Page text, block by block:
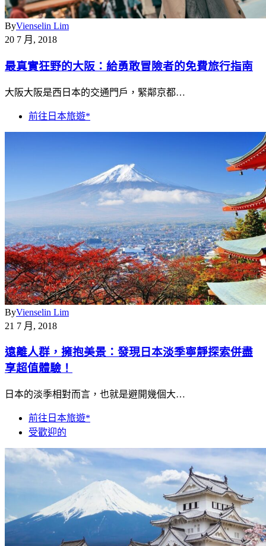
ByVienselin Lim
20 7 月, 2018
最真實狂野的大阪：給勇敢冒險者的免費旅行指南
大阪大阪是西日本的交通門戶，緊鄰京都…
前往日本旅遊*
ByVienselin Lim
21 7 月, 2018
遠離人群，擁抱美景：發現日本淡季寧靜探索併盡
享超值體驗！
日本的淡季相對而言，也就是避開幾個大…
前往日本旅遊*
受歡迎的